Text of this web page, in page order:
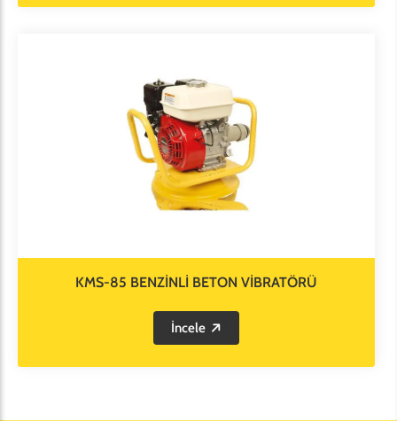
KMS-85 BENZİNLİ BETON VİBRATÖRÜ
İncele